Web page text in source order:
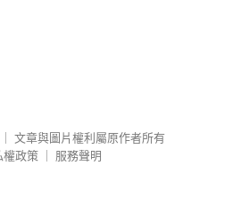
文章與圖片權利屬原作者所有
權政策
服務聲明